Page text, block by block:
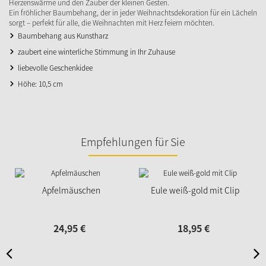
Herzenswärme und den Zauber der kleinen Gesten.
Ein fröhlicher Baumbehang, der in jeder Weihnachtsdekoration für ein Lächeln
sorgt – perfekt für alle, die Weihnachten mit Herz feiern möchten.
Baumbehang aus Kunstharz
zaubert eine winterliche Stimmung in Ihr Zuhause
liebevolle Geschenkidee
Höhe: 10,5 cm
Empfehlungen für Sie
Apfelmäuschen
24,95€
Eule weiß-gold mit Clip
18,95€